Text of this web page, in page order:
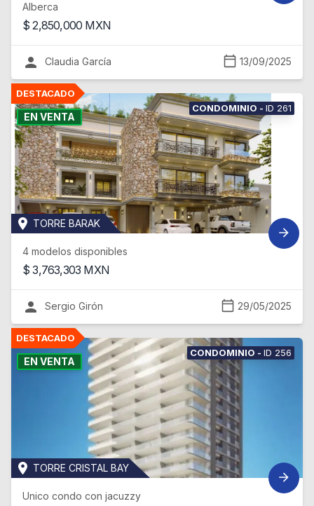
Alberca
$2,850,000 MXN
Claudia García 13/09/2025
EN VENTA
CONDOMINIO - ID 261
TORRE BARAK
4 modelos disponibles
$3,763,303 MXN
Sergio Girón 29/05/2025
EN VENTA
CONDOMINIO - ID 256
TORRE CRISTAL BAY
Unico condo con jacuzzy